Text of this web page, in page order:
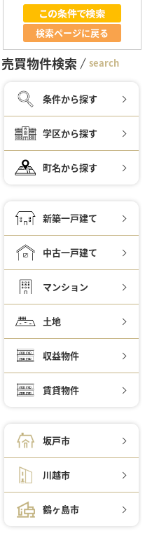
検索ページに戻る
売買物件検索 search
条件から探す
学区から探す
町名から探す
新築一戸建て
中古一戸建て
マンション
土地
収益物件
賃貸物件
坂戸市
川越市
鶴ヶ島市